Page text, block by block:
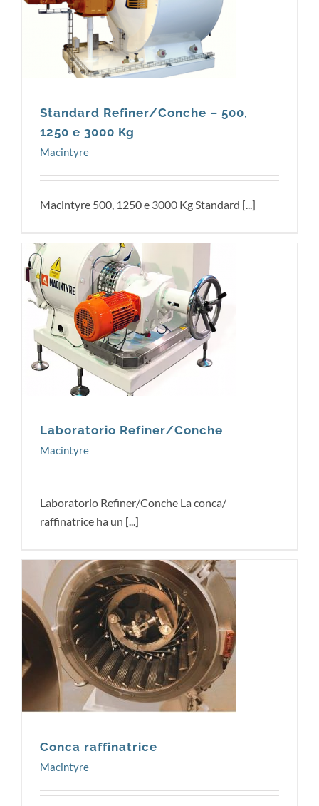
Macintyre
Standard Refiner/Conche – 500,
1250 e 3000 Kg
Macintyre
Macintyre 500, 1250 e 3000 Kg Standard [...]
Macintyre
Laboratorio Refiner/Conche
Macintyre
Laboratorio Refiner/Conche La conca/
raffinatrice ha un [...]
Macintyre
Conca raffinatrice
Macintyre